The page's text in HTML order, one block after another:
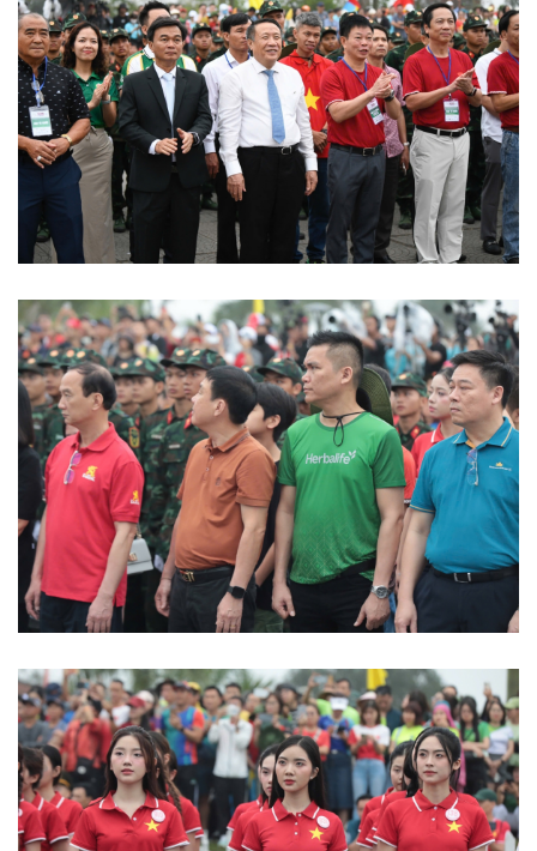
Thể thao
Bóng đá
Lịch thi đấu bóng đá
eSports
Hậu trường
Ô tô - Xe máy
Ô tô
Xe máy